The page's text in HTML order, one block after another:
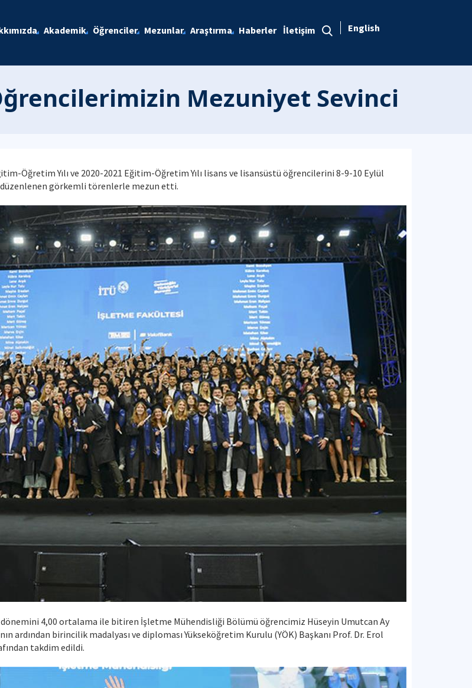
Akademik Öğrenciler Mezunlar Araştırma Haberler İletişim English
Mezuniyet Sevinci
Öğretim Yılı ve 2020-2021 Eğitim-Öğretim Yılı lisans ve lisansüstü öğrencilerini 8-9-10 Eylül
düzenlenen görkemli törenlerle mezun etti.
4,00 ortalama ile bitiren İşletme Mühendisliği Bölümü öğrencimiz Hüseyin Umutcan Ay
ardından birincilik madalyası ve diploması Yükseköğretim Kurulu (YÖK) Başkanı Prof. Dr. Erol
takdim edildi.